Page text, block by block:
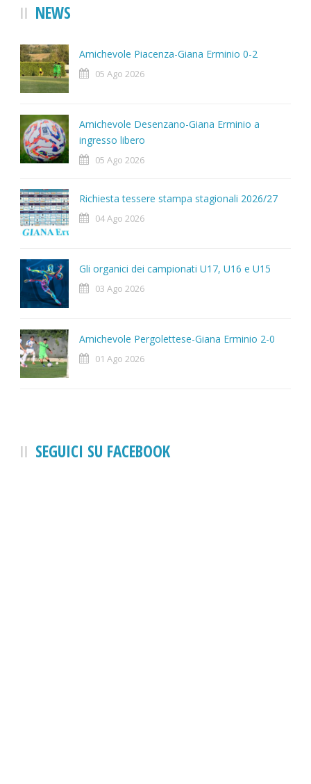
NEWS
Amichevole Piacenza-Giana Erminio 0-2
05 Ago 2026
Amichevole Desenzano-Giana Erminio a
ingresso libero
05 Ago 2026
Richiesta tessere stampa stagionali 2026/27
04 Ago 2026
Gli organici dei campionati U17, U16 e U15
03 Ago 2026
Amichevole Pergolettese-Giana Erminio 2-0
01 Ago 2026
SEGUICI SU FACEBOOK